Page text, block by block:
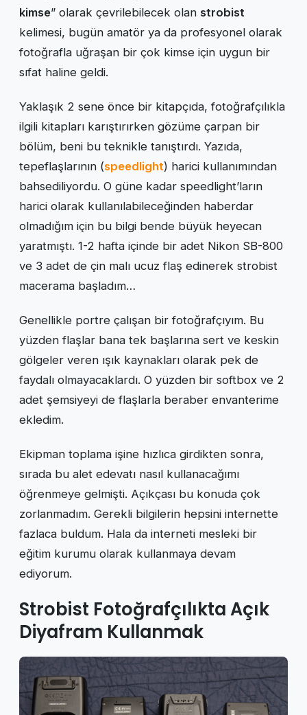
kimse” olarak çevrilebilecek olan strobist
kelimesi, bugün amatör ya da profesyonel olarak
fotoğrafla uğraşan bir çok kimse için uygun bir
sıfat haline geldi.
Yaklaşık 2 sene önce bir kitapçıda, fotoğrafçılıkla
ilgili kitapları karıştırırken gözüme çarpan bir
bölüm, beni bu teknikle tanıştırdı. Yazıda,
tepeflaşlarının (speedlight) harici kullanımından
bahsediliyordu. O güne kadar speedlight’ların
harici olarak kullanılabileceğinden haberdar
olmadığım için bu bilgi bende büyük heyecan
yaratmıştı. 1-2 hafta içinde bir adet Nikon SB-800
ve 3 adet de çin malı ucuz flaş edinerek strobist
macerama başladım…
Genellikle portre çalışan bir fotoğrafçıyım. Bu
yüzden flaşlar bana tek başlarına sert ve keskin
gölgeler veren ışık kaynakları olarak pek de
faydalı olmayacaklardı. O yüzden bir softbox ve 2
adet şemsiyeyi de flaşlarla beraber envanterime
ekledim.
Ekipman toplama işine hızlıca girdikten sonra,
sırada bu alet edevatı nasıl kullanacağımı
öğrenmeye gelmişti. Açıkçası bu konuda çok
zorlanmadım. Gerekli bilgilerin hepsini internette
fazlaca buldum. Hala da interneti mesleki bir
eğitim kurumu olarak kullanmaya devam
ediyorum.
Strobist Fotoğrafçılıkta Açık
Diyafram Kullanmak